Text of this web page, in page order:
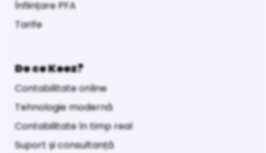
Înființare PFA
Tarife
De ce Keez?
Contabilitate online
Tehnologie modernă
Contabilitate în timp real
Suport și consultanță